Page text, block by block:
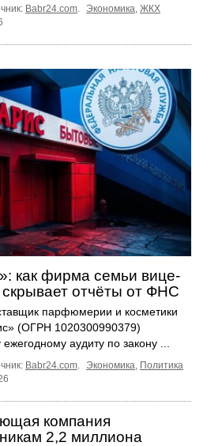
Babr24.com. Экономика, ЖКХ
как фирма семьи вице-
отчёты от ФНС
парфюмерии и косметики
(ОГРН 1020300990379)
аудиту по закону ...
Babr24.com Экономика Политика
компания
2,2 миллиона